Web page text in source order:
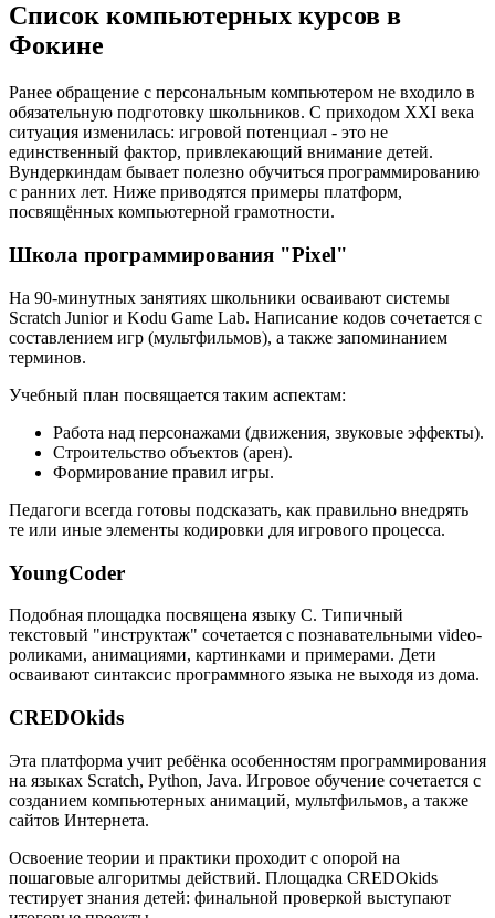
Список компьютерных курсов в
Фокине
Ранее обращение с персональным компьютером не входило в
обязательную подготовку школьников. С приходом XXI века
ситуация изменилась: игровой потенциал - это не
единственный фактор, привлекающий внимание детей.
Вундеркиндам бывает полезно обучиться программированию
с ранних лет. Ниже приводятся примеры платформ,
посвящённых компьютерной грамотности.
Школа программирования "Pixel"
На 90-минутных занятиях школьники осваивают системы
Scratch Junior и Kodu Game Lab. Написание кодов сочетается с
составлением игр (мультфильмов), а также запоминанием
терминов.
Учебный план посвящается таким аспектам:
Работа над персонажами (движения, звуковые эффекты).
Строительство объектов (арен).
Формирование правил игры.
Педагоги всегда готовы подсказать, как правильно внедрять
те или иные элементы кодировки для игрового процесса.
YoungCoder
Подобная площадка посвящена языку C. Типичный
текстовый "инструктаж" сочетается с познавательными video-
роликами, анимациями, картинками и примерами. Дети
осваивают синтаксис программного языка не выходя из дома.
CREDOkids
Эта платформа учит ребёнка особенностям программирования
на языках Scratch, Python, Java. Игровое обучение сочетается с
созданием компьютерных анимаций, мультфильмов, а также
сайтов Интернета.
Освоение теории и практики проходит с опорой на
пошаговые алгоритмы действий. Площадка CREDOkids
тестирует знания детей: финальной проверкой выступают